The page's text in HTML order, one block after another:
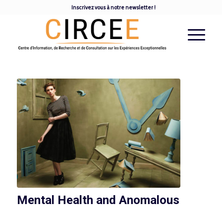
Inscrivez vous à notre newsletter !
Mental Health and Anomalous